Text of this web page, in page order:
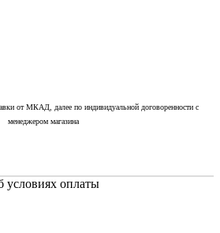
от МКАД, далее по индивидуальной договоренности с
менеджером магазина
условиях оплаты